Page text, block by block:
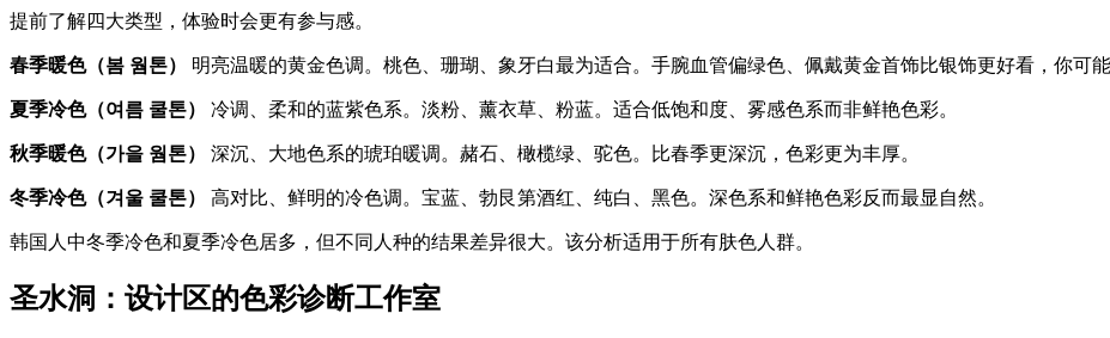
提前了解四大类型，体验时会更有参与感。
春季暖色（봄 웜톤） 明亮温暖的黄金色调。桃色、珊瑚、象牙白最为适合。手腕血管偏绿色、佩戴黄金首饰比银饰更好看，你可能
夏季冷色（여름 쿨톤） 冷调、柔和的蓝紫色系。淡粉、薰衣草、粉蓝。适合低饱和度、雾感色系而非鲜艳色彩。
秋季暖色（가을 웜톤） 深沉、大地色系的琥珀暖调。赭石、橄榄绿、驼色。比春季更深沉，色彩更为丰厚。
冬季冷色（겨울 쿨톤） 高对比、鲜明的冷色调。宝蓝、勃艮第酒红、纯白、黑色。深色系和鲜艳色彩反而最显自然。
韩国人中冬季冷色和夏季冷色居多，但不同人种的结果差异很大。该分析适用于所有肤色人群。
圣水洞：设计区的色彩诊断工作室